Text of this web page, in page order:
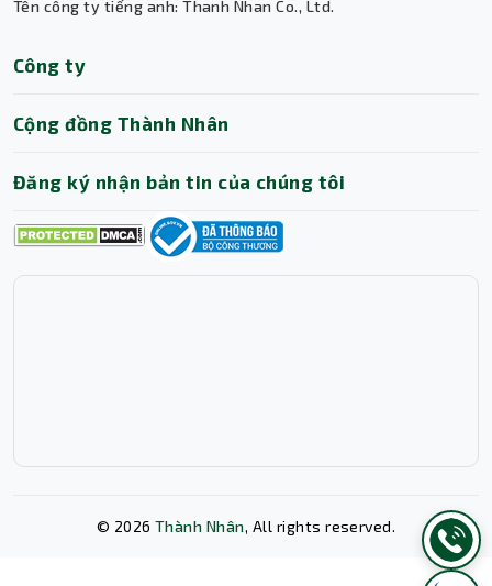
Tên công ty tiếng anh: Thanh Nhan Co., Ltd.
Công ty
Cộng đồng Thành Nhân
Đăng ký nhận bản tin của chúng tôi
© 2026 Thành Nhân, All rights reserved.